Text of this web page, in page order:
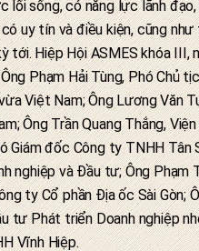
lối sống, có năng lực lãnh
uy tín và điều kiện, cũng
tới. Hiệp Hội ASMES khóa
Phạm Hải Tùng, Phó Chủ
Việt Nam; Ông Lương Văn
Ông Trần Quang Thắng,
Giám đốc Công ty TNHH
nghiệp và Đầu tư; Ông Phạm
ty Cổ phần Địa ốc Sài Gòn;
tư Phát triển Doanh nghiệp
Vĩnh Hiệp.